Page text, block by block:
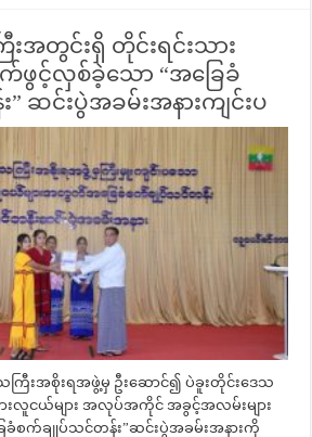
းအတွင်းရှိ တိုင်းရင်းသား
ဖွင့်လှစ်ခဲ့သော “အခြေခံ
ဆင်းပွဲအခမ်းအနားကျင်းပ
သကြီးအစိုးရအဖွဲ့မှ ဦးဆောင်၍ ပဲခူးတိုင်းဒေသ
းလူငယ်များ အလုပ်အကိုင် အခွင့်အလမ်းများ
ခံစက်ချုပ်သင်တန်း”ဆင်းပွဲအခမ်းအနားကို